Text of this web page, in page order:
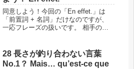
同意しよう！今回の「En effet.」は
「前置詞 + 名詞」だけなのですが、
一応フレーズの扱いです。 相手の言
話がはずみますよ！このフレーズの場
所と背景では、単語に入る前...
28 長さが釣り合わない言葉
No.1？ Mais… qu’est-ce que